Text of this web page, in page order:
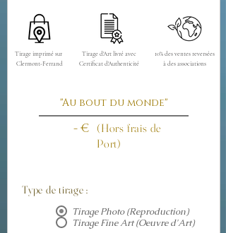
Tirage imprimé sur
Clermont-Ferrand
Tirage d'Art livré avec
Certificat d'Authenticité
10% des ventes reversées
à des associations
"Au bout du monde"
- € (Hors frais de
Port)
Type de tirage :
Tirage Photo (Reproduction)
Tirage Fine Art (Oeuvre d'Art)